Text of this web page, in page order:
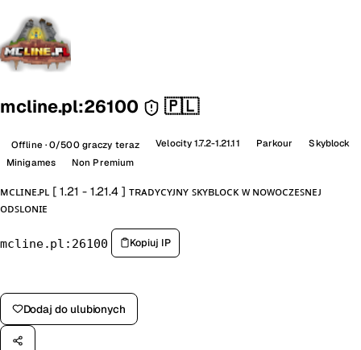
mcline.pl:26100 🇵🇱
Offline · 0/500 graczy teraz Velocity 1.7.2-1.21.11 Parkour
Skyblock
Minigames
Non Premium
ᴍᴄʟɪɴᴇ.ᴘʟ [ 1.21 - 1.21.4 ] ᴛʀᴀᴅʏᴄʏᴊɴʏ ꜱᴋʏʙʟᴏᴄᴋ ᴡ ɴᴏᴡᴏᴄᴢᴇꜱɴᴇᴊ
ᴏᴅꜱʟᴏɴɪᴇ
mcline.pl:26100 Kopiuj IP
Dodaj do ulubionych